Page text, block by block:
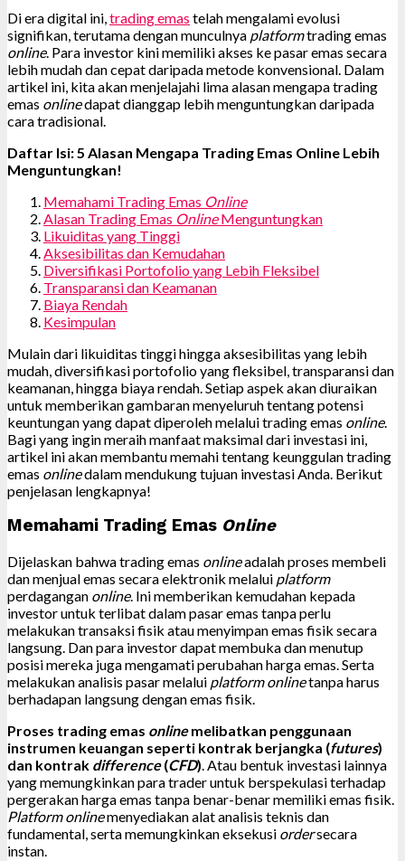
Di era digital ini, trading emas telah mengalami evolusi
signifikan, terutama dengan munculnya platformtrading emas
online. Para investor kini memiliki akses ke pasar emas secara
lebih mudah dan cepat daripada metode konvensional. Dalam
artikel ini, kita akan menjelajahi lima alasan mengapa trading
emas onlinedapat dianggap lebih menguntungkan daripada
cara tradisional.
Daftar Isi: 5 Alasan Mengapa Trading Emas Online Lebih
Menguntungkan!
Memahami Trading Emas Online
Alasan Trading Emas OnlineMenguntungkan
Likuiditas yang Tinggi
Aksesibilitas dan Kemudahan
Diversifikasi Portofolio yang Lebih Fleksibel
Transparansi dan Keamanan
Biaya Rendah
Kesimpulan
Mulain dari likuiditas tinggi hingga aksesibilitas yang lebih
mudah, diversifikasi portofolio yang fleksibel, transparansi dan
keamanan, hingga biaya rendah. Setiap aspek akan diuraikan
untuk memberikan gambaran menyeluruh tentang potensi
keuntungan yang dapat diperoleh melalui trading emas online.
Bagi yang ingin meraih manfaat maksimal dari investasi ini,
artikel ini akan membantu memahi tentang keunggulan trading
emas onlinedalam mendukung tujuan investasi Anda. Berikut
penjelasan lengkapnya!
Memahami Trading Emas Online
Dijelaskan bahwa trading emas onlineadalah proses membeli
dan menjual emas secara elektronik melalui platform
perdagangan online. Ini memberikan kemudahan kepada
investor untuk terlibat dalam pasar emas tanpa perlu
melakukan transaksi fisik atau menyimpan emas fisik secara
langsung. Dan para investor dapat membuka dan menutup
posisi mereka juga mengamati perubahan harga emas. Serta
melakukan analisis pasar melalui platform onlinetanpa harus
berhadapan langsung dengan emas fisik.
Proses trading emas onlinemelibatkan penggunaan
instrumen keuangan seperti kontrak berjangka (futures)
dan kontrak difference(CFD). Atau bentuk investasi lainnya
yang memungkinkan para trader untuk berspekulasi terhadap
pergerakan harga emas tanpa benar-benar memiliki emas fisik.
Platform onlinemenyediakan alat analisis teknis dan
fundamental, serta memungkinkan eksekusi ordersecara
instan.